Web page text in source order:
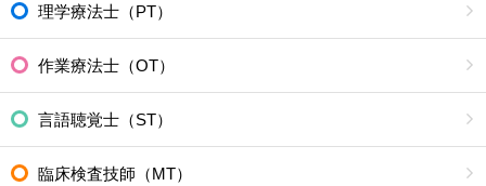
理学療法士（PT）
作業療法士（OT）
言語聴覚士（ST）
臨床検査技師（MT）